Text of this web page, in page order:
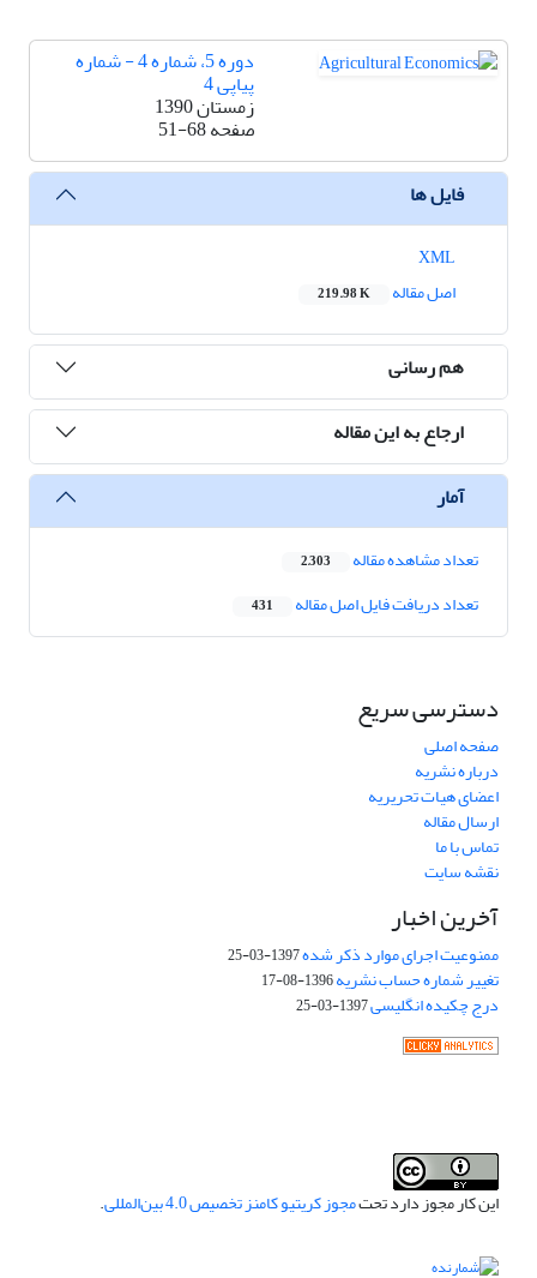
دوره 5، شماره 4 - شماره
پیاپی 4
زمستان 1390
صفحه51-68
فایل ها
اصل مقاله
219.98 K
هم رسانی
ارجاع به این مقاله
آمار
تعداد مشاهده مقاله 2,303
تعداد دریافت فایل اصل مقاله 431
دسترسی سریع
صفحه اصلی
درباره نشریه
اعضای هیات تحریریه
ارسال مقاله
تماس با ما
نقشه سایت
آخرین اخبار
ممنوعیت اجرای موارد ذکر شده1397-03-25
تغییر شماره حساب نشریه1396-08-17
درج چکیده انگلیسی1397-03-25
این کار مجوز دارد تحتمجوز کریتیو کامنز تخصیص 4.0 بین‌المللی .